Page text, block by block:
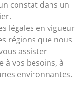
constat dans un
légales en vigueur
régions que nous
assister
à vos besoins, à
environnantes.